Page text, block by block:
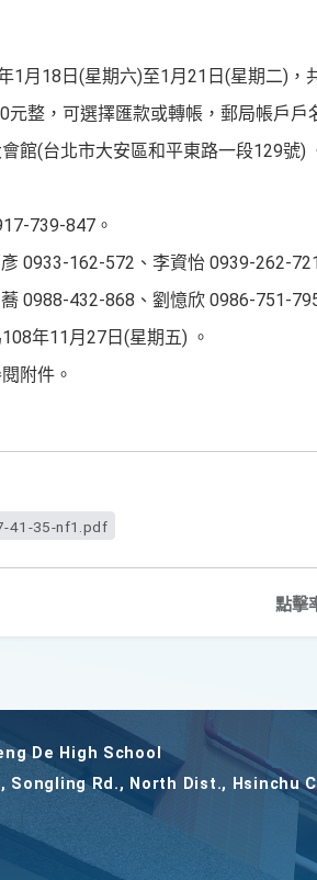
1月18日(星期六)至1月21日(星期二)，
元整，可選擇匯款或轉帳，郵局帳戶
館(台北市大安區和平東路一段129號)
739-847。
彥 0933-162-572、李資怡 0939-262-
蕎 0988-432-868、劉憶欣 0986-751-
年11月27日(星期五) 。
附件。
41-35-nf1.pdf
點擊
De High School
Songling Rd., North Dist., Hsinchu